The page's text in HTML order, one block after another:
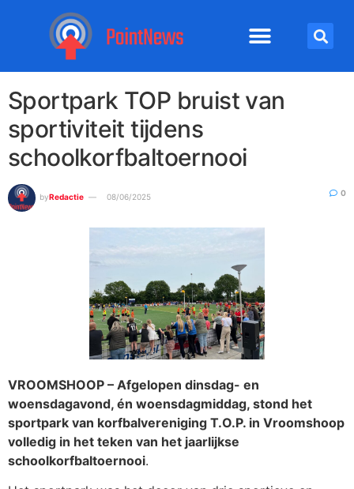
Sportpark TOP bruist van
sportiviteit tijdens
schoolkorfbaltoernooi
byRedactie 08/06/2025 0
VROOMSHOOP – Afgelopen dinsdag- en
woensdagavond, én woensdagmiddag, stond het
sportpark van korfbalvereniging T.O.P. in Vroomshoop
volledig in het teken van het jaarlijkse
schoolkorfbaltoernooi.